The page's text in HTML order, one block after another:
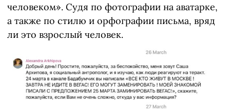
человеком». Судя по фотографии на аватарке,
а также по стилю и орфографии письма, вряд
ли это взрослый человек.